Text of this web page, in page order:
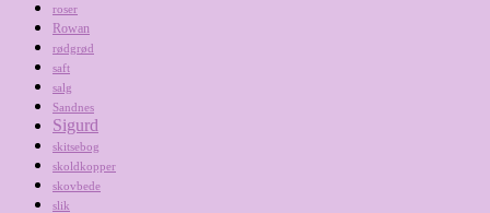
roser
Rowan
rødgrød
saft
salg
Sandnes
Sigurd
skitsebog
skoldkopper
skovbede
slik